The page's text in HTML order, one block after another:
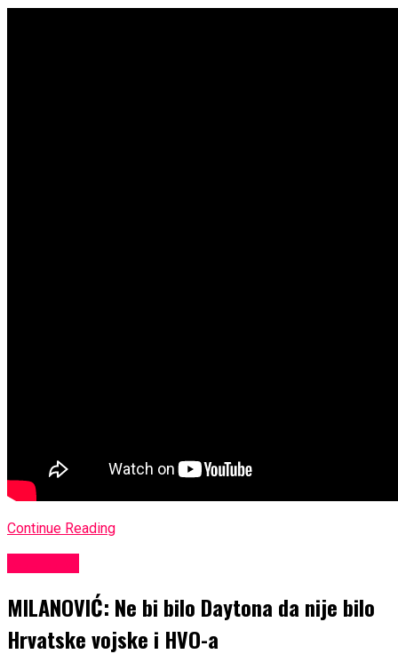
Continue Reading
MILANOVIĆ: Ne bi bilo Daytona da nije bilo
Hrvatske vojske i HVO-a